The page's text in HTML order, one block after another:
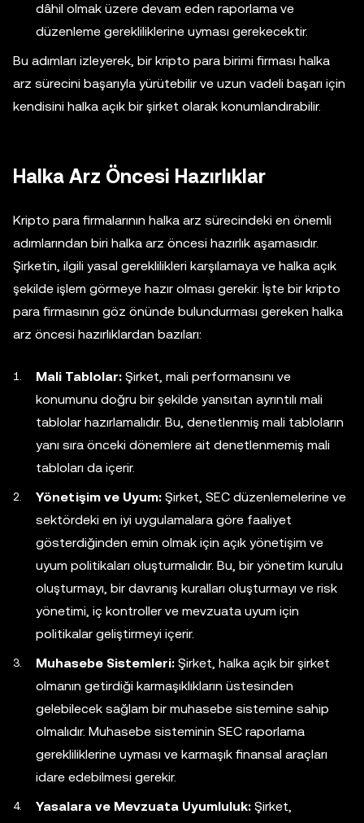
dâhil olmak üzere devam eden raporlama ve
düzenleme gerekliliklerine uyması gerekecektir.
Bu adımları izleyerek, bir kripto para birimi firması halka
arz sürecini başarıyla yürütebilir ve uzun vadeli başarı için
kendisini halka açık bir şirket olarak konumlandırabilir.
Halka Arz Öncesi Hazırlıklar
Kripto para firmalarının halka arz sürecindeki en önemli
adımlarından biri halka arz öncesi hazırlık aşamasıdır.
Şirketin, ilgili yasal gereklilikleri karşılamaya ve halka açık
şekilde işlem görmeye hazır olması gerekir. İşte bir kripto
para firmasının göz önünde bulundurması gereken halka
arz öncesi hazırlıklardan bazıları:
Mali Tablolar: Şirket, mali performansını ve
konumunu doğru bir şekilde yansıtan ayrıntılı mali
tablolar hazırlamalıdır. Bu, denetlenmiş mali tabloların
yanı sıra önceki dönemlere ait denetlenmemiş mali
tabloları da içerir.
Yönetişim ve Uyum: Şirket, SEC düzenlemelerine ve
sektördeki en iyi uygulamalara göre faaliyet
gösterdiğinden emin olmak için açık yönetişim ve
uyum politikaları oluşturmalıdır. Bu, bir yönetim kurulu
oluşturmayı, bir davranış kuralları oluşturmayı ve risk
yönetimi, iç kontroller ve mevzuata uyum için
politikalar geliştirmeyi içerir.
Muhasebe Sistemleri: Şirket, halka açık bir şirket
olmanın getirdiği karmaşıklıkların üstesinden
gelebilecek sağlam bir muhasebe sistemine sahip
olmalıdır. Muhasebe sisteminin SEC raporlama
gerekliliklerine uyması ve karmaşık finansal araçları
idare edebilmesi gerekir.
Yasalara ve Mevzuata Uyumluluk: Şirket,